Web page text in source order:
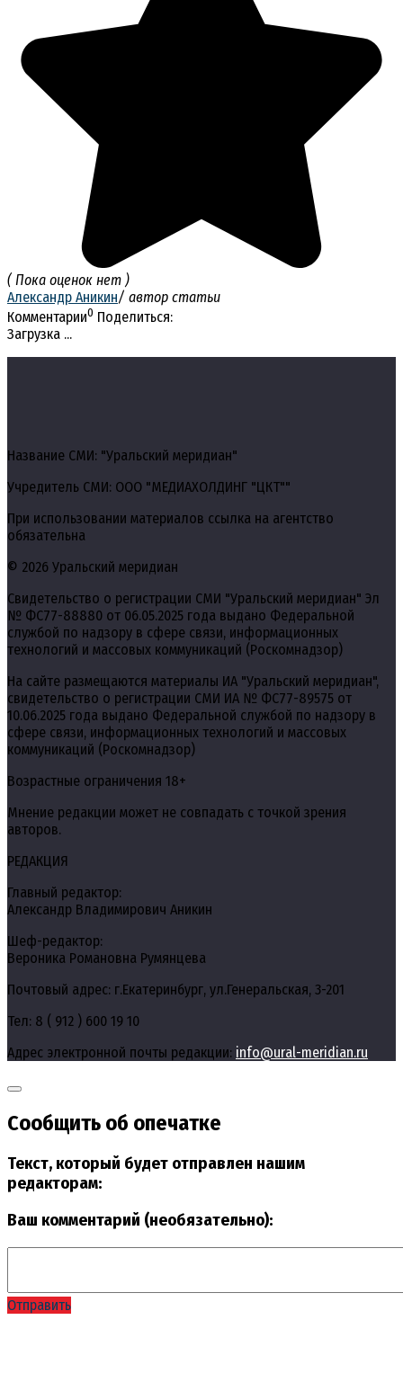
( Пока оценок нет )
Александр Аникин/ автор статьи
Комментарии0 Поделиться:
Загрузка ...
Название СМИ: "Уральский меридиан"
Учредитель СМИ: ООО "МЕДИАХОЛДИНГ "ЦКТ""
При использовании материалов ссылка на агентство
обязательна
© 2026 Уральский меридиан
Свидетельство о регистрации СМИ "Уральский меридиан" Эл
№ ФС77-88880 от 06.05.2025 года выдано Федеральной
службой по надзору в сфере связи, информационных
технологий и массовых коммуникаций (Роскомнадзор)
На сайте размещаются материалы ИА "Уральский меридиан",
свидетельство о регистрации СМИ ИА № ФС77-89575 от
10.06.2025 года выдано Федеральной службой по надзору в
сфере связи, информационных технологий и массовых
коммуникаций (Роскомнадзор)
Возрастные ограничения 18+
Мнение редакции может не совпадать с точкой зрения
авторов.
РЕДАКЦИЯ
Главный редактор:
Александр Владимирович Аникин
Шеф-редактор:
Вероника Романовна Румянцева
Почтовый адрес: г.Екатеринбург, ул.Генеральская, 3-201
Тел: 8 ( 912 ) 600 19 10
Адрес электронной почты редакции: info@ural-meridian.ru
Сообщить об опечатке
Текст, который будет отправлен нашим
редакторам:
Ваш комментарий (необязательно):
Отправить